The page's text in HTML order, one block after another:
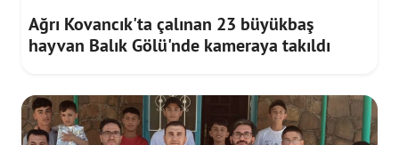
Ağrı Kovancık'ta çalınan 23 büyükbaş
hayvan Balık Gölü'nde kameraya takıldı